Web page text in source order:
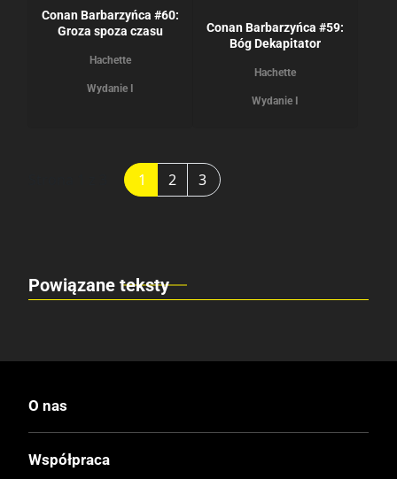
Conan Barbarzyńca #60:
Groza spoza czasu
Hachette
Wydanie I
Conan Barbarzyńca #59:
Bóg Dekapitator
Hachette
Wydanie I
1 2 3
Powiązane teksty
O nas
Współpraca